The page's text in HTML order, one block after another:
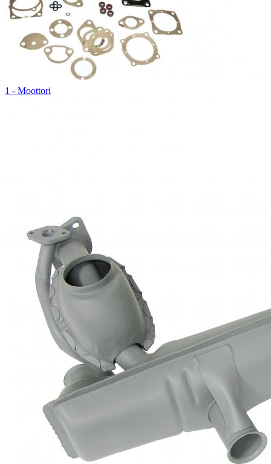
1 - Moottori